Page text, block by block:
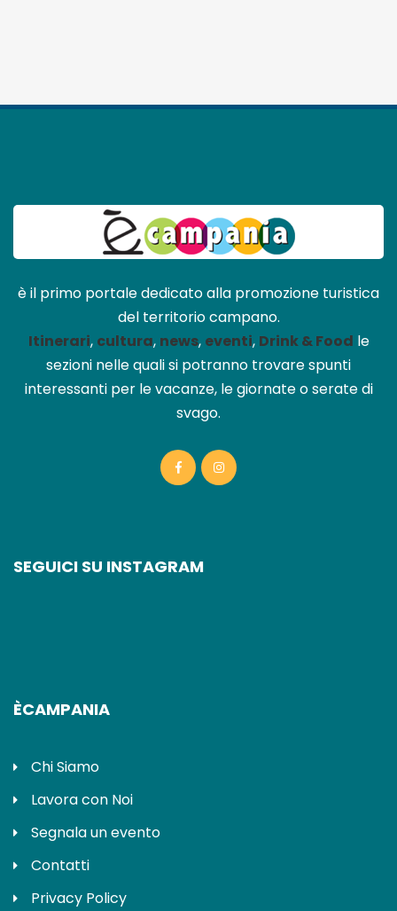
è il primo portale dedicato alla promozione turistica
del territorio campano.
Itinerari, cultura, news, eventi, Drink & Food le
sezioni nelle quali si potranno trovare spunti
interessanti per le vacanze, le giornate o serate di
svago.
SEGUICI SU INSTAGRAM
ÈCAMPANIA
Chi Siamo
Lavora con Noi
Segnala un evento
Contatti
Privacy Policy